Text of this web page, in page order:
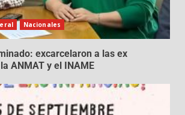
Nacionales
excarcelaron a las ex
ANMAT y el INAME